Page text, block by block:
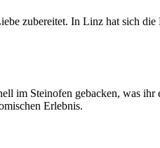
zubereitet. In Linz hat sich die
im Steinofen gebacken, was ihr
Erlebnis.